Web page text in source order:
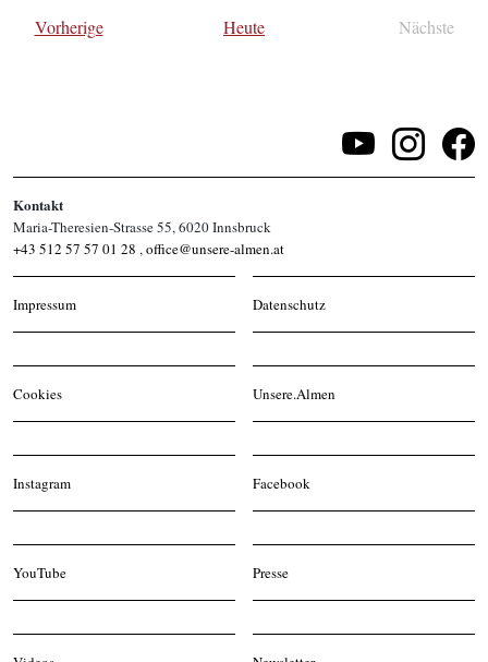
VorherigeVeranstaltungen Heute
Nächste
Kontakt
Maria-Theresien-Strasse 55, 6020 Innsbruck
+43 512 57 57 01 28 , office@unsere-almen.at
Impressum Datenschutz
Cookies Unsere.Almen
Instagram Facebook
YouTube Presse